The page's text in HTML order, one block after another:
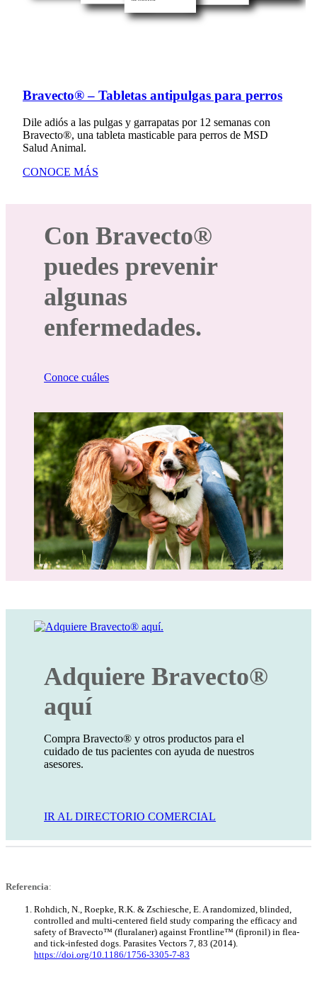
Bravecto® – Tabletas antipulgas para perros
Dile adiós a las pulgas y garrapatas por 12 semanas con
Bravecto®, una tableta masticable para perros de MSD
Salud Animal.
CONOCE MÁS
Con Bravecto®
puedes prevenir
algunas
enfermedades.
Conoce cuáles
Adquiere Bravecto®
aquí
Compra Bravecto® y otros productos para el
cuidado de tus pacientes con ayuda de nuestros
asesores.
IR AL DIRECTORIO COMERCIAL
Referencia:
Rohdich, N., Roepke, R.K. & Zschiesche, E. A randomized, blinded,
controlled and multi-centered field study comparing the efficacy and
safety of Bravecto™ (fluralaner) against Frontline™ (fipronil) in flea-
and tick-infested dogs. Parasites Vectors 7, 83 (2014).
https://doi.org/10.1186/1756-3305-7-83